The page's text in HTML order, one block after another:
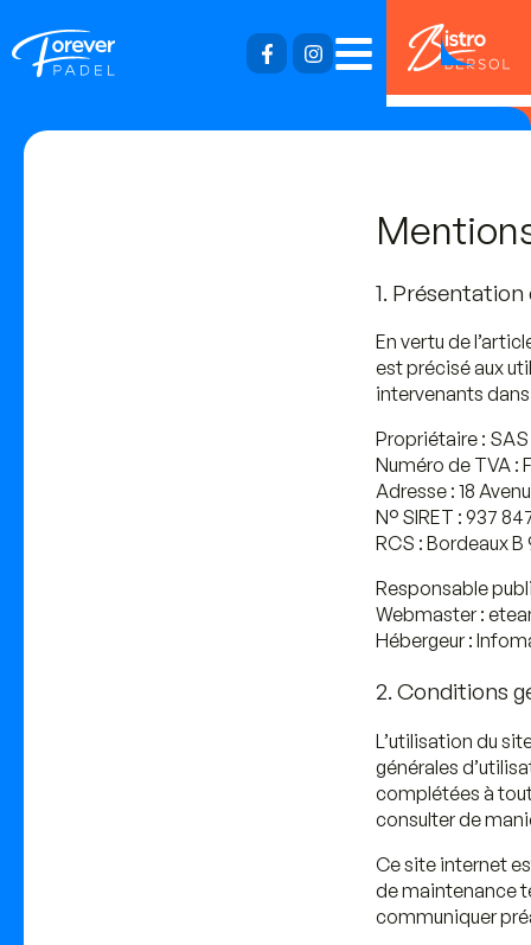
1.
En vertu de
est précisé aux
intervenants
Propriétaire :
Numéro de TVA :
Adresse : 18
N° SIRET : 937
RCS : Bordeaux B
Responsable
Webmaster :
Hébergeur :
2. Conditions
L’utilisation du
générales
complétées à
consulter de
Ce site internet
de maintenance
communiquer